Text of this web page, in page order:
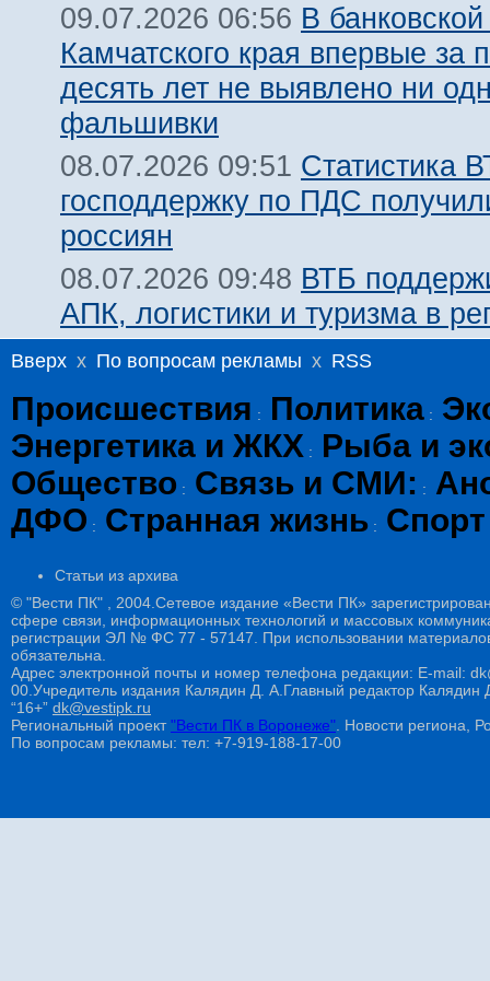
09.07.2026 06:56 В
Камчатского края впервые за
десять лет не выявлено ни
фальшивки
08.07.2026 09:51 Статистика
господдержку по ПДС
россиян
08.07.2026 09:48 ВТБ
АПК, логистики и туризма в
Вверх x По вопросам рекламы x RSS
Происшествия : Политика :
Энергетика и ЖКХ :
Рыба и
Общество : Связь и СМИ: :
ДФО : Странная жизнь : Спорт
Статьи из архива
© "Вести ПК" , 2004.Сетевое издание «Вести ПК»
сфере связи, информационных технологий и массовых
регистрации ЭЛ № ФС 77 - 57147. При использовании
обязательна.
Адрес электронной почты и номер телефона редакции: E-mail:
00.Учредитель издания Калядин Д. А.Главный редактор
“16+” dk@vestipk.ru
Региональный проект"Вести ПК в Воронеже" . Новости региона,
По вопросам рекламы: тел: +7-919-188-17-00